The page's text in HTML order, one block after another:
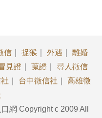
信 捉猴 外遇
離婚
見證 蒐證
尋人徵信
台中徵信社
高雄徵
網 Copyright c 2009 All